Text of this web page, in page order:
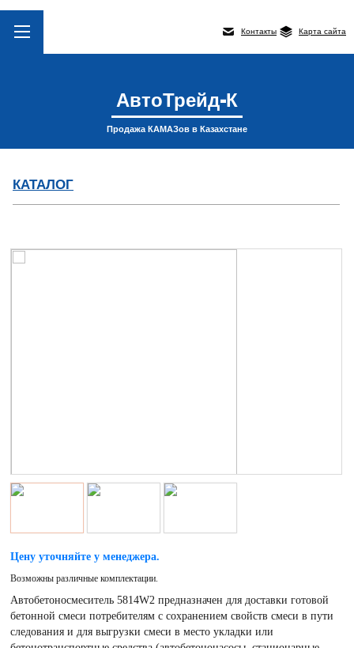
Контакты Карта сайта
АвтоТрейд-К
Продажа КАМАЗов в Казахстане
КАТАЛОГ
Цену уточняйте у менеджера.
Возможны различные комплектации.
Автобетоносмеситель 5814W2 предназначен для доставки готовой
бетонной смеси потребителям с сохранением свойств смеси в пути
следования и для выгрузки смеси в место укладки или